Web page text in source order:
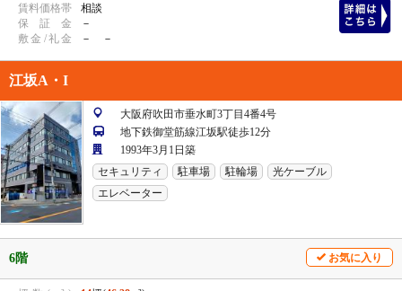
賃料価格帯
相談
保
証 金
－
敷 金 /礼金 － －
江坂A・I
大阪府吹田市垂水町3丁目4番4号
地下鉄御堂筋線江坂駅徒歩12分
1993年3月1日築
セキュリティ
駐車場 駐輪場
光ケーブル
エレベーター
6階 お気に入り